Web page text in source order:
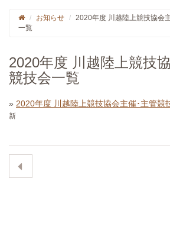
お知らせ
2020年度 川越陸上競技協会
一覧
2020年度 川越陸上競技
競技会一覧
» 2020年度 川越陸上競技協会主催･主管競
新